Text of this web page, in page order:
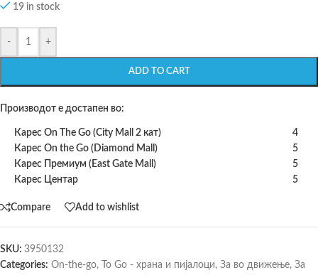
19 in stock
- +
ADD TO CART
Производот е достапен во:
Карес On The Go (City Mall 2 кат)
4
Карес On the Go (Diamond Mall)
5
Карес Премиум (East Gate Mall)
5
Карес Центар
5
Compare Add to wishlist
SKU: 3950132
Categories: On-the-go, To Go - храна и пијалоци, За во движење, За